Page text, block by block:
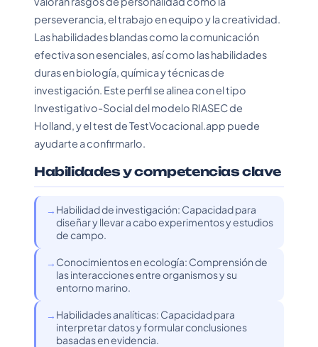
perseverancia, el trabajo en equipo y la creatividad.
Las habilidades blandas como la comunicación
efectiva son esenciales, así como las habilidades
duras en biología, química y técnicas de
investigación. Este perfil se alinea con el tipo
Investigativo-Social del modelo RIASEC de
Holland, y el test de TestVocacional.app puede
ayudarte a confirmarlo.
Habilidades y competencias clave
Habilidad de investigación: Capacidad para
diseñar y llevar a cabo experimentos y estudios
de campo.
Conocimientos en ecología: Comprensión de
las interacciones entre organismos y su
entorno marino.
Habilidades analíticas: Capacidad para
interpretar datos y formular conclusiones
basadas en evidencia.